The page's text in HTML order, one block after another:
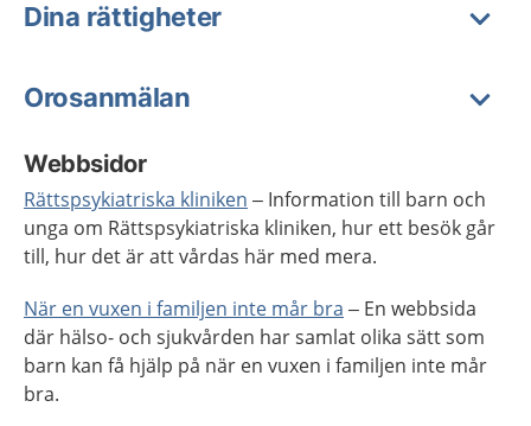
Dina rättigheter
Orosanmälan
Webbsidor
Rättspsykiatriska kliniken – Information till barn och
unga om Rättspsykiatriska kliniken, hur ett besök går
till, hur det är att vårdas här med mera.
När en vuxen i familjen inte mår bra – En webbsida
där hälso- och sjukvården har samlat olika sätt som
barn kan få hjälp på när en vuxen i familjen inte mår
bra.